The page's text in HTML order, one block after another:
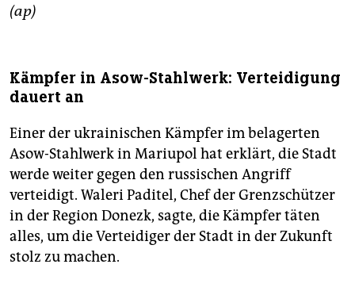
(ap)
Kämpfer in Asow-Stahlwerk: Verteidigung
dauert an
Einer der ukrainischen Kämpfer im belagerten
Asow-Stahlwerk in Mariupol hat erklärt, die Stadt
werde weiter gegen den russischen Angriff
verteidigt. Waleri Paditel, Chef der Grenzschützer
in der Region Donezk, sagte, die Kämpfer täten
alles, um die Verteidiger der Stadt in der Zukunft
stolz zu machen.